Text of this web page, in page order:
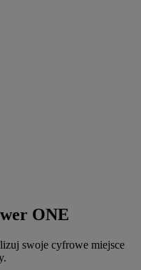
ONE
swoje cyfrowe miejsce